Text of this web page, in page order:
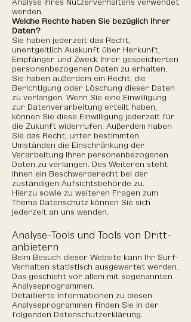
werden.
Welche Rechte haben Sie bezüglich Ihrer
Daten?
Sie haben jederzeit das Recht,
unentgeltlich Auskunft über Herkunft,
Empfänger und Zweck Ihrer gespeicherten
personenbezogenen Daten zu erhalten.
Sie haben außerdem ein Recht, die
Berichtigung oder Löschung dieser Daten
zu verlangen. Wenn Sie eine Einwilligung
zur Datenverarbeitung erteilt haben,
können Sie diese Einwilligung jederzeit für
die Zukunft widerrufen. Außerdem haben
Sie das Recht, unter bestimmten
Umständen die Einschränkung der
Verarbeitung Ihrer personenbezogenen
Daten zu verlangen. Des Weiteren steht
Ihnen ein Beschwerderecht bei der
zuständigen Aufsichtsbehörde zu.
Hierzu sowie zu weiteren Fragen zum
Thema Datenschutz können Sie sich
jederzeit an uns wenden.
Analyse-Tools und Tools von Dritt­
anbietern
Beim Besuch dieser Website kann Ihr Surf-
Verhalten statistisch ausgewertet werden.
Das geschieht vor allem mit sogenannten
Analyseprogrammen.
Detaillierte Informationen zu diesen
Analyseprogrammen finden Sie in der
folgenden Datenschutzerklärung.